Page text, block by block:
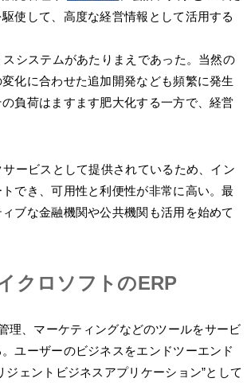
使して、高度な経営情報として活用する
システムがあたりまえであった。当然の
化に合わせた追加開発なども頻繁に発生
負荷はますます肥大化する一方で、経営
ービスとして提供されているため、イン
でき、可用性と利便性が非常に高い。最
ブな金融機関や公共機関も活用を始めて
クロソフトのERP
理、マーケティングなどのツールをサービ
ユーザーのビジネスをエンドツーエンド
ェントビジネスアプリケーション”として